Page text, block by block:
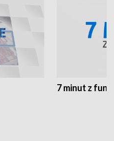
7 minut z